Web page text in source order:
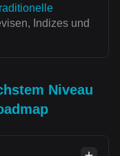
Indizes und
Niveau